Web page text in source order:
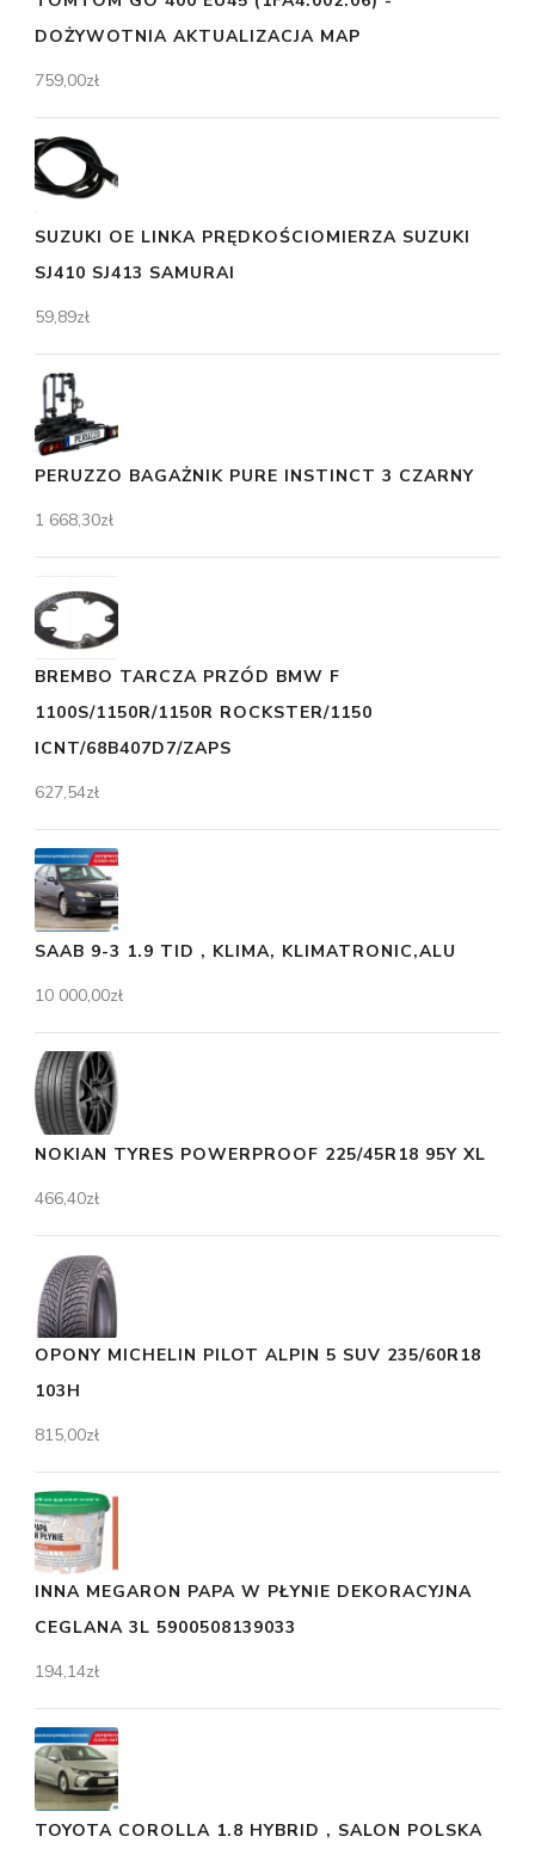
DOŻYWOTNIA AKTUALIZACJA MAP
759,00zł
SUZUKI OE LINKA PRĘDKOŚCIOMIERZA SUZUKI
SJ410 SJ413 SAMURAI
59,89zł
PERUZZO BAGAŻNIK PURE INSTINCT 3 CZARNY
1 668,30zł
BREMBO TARCZA PRZÓD BMW F
1100S/1150R/1150R ROCKSTER/1150
ICNT/68B407D7/ZAPS
627,54zł
SAAB 9-3 1.9 TID , KLIMA, KLIMATRONIC,ALU
10 000,00zł
NOKIAN TYRES POWERPROOF 225/45R18 95Y XL
466,40zł
OPONY MICHELIN PILOT ALPIN 5 SUV 235/60R18
103H
815,00zł
INNA MEGARON PAPA W PŁYNIE DEKORACYJNA
CEGLANA 3L 5900508139033
194,14zł
TOYOTA COROLLA 1.8 HYBRID , SALON POLSKA